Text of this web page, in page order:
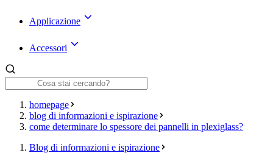
Applicazione
Accessori
homepage
blog di informazioni e ispirazione
come determinare lo spessore dei pannelli in plexiglass?
Blog di informazioni e ispirazione